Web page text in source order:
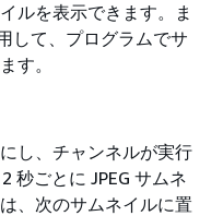
ルを表示できます。ま
して、プログラムでサ
す。
し、チャンネルが実行
秒ごとに JPEG サムネ
、次のサムネイルに置